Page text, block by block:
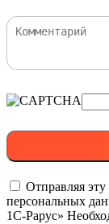
Отправляя
персональных
1С-Рарус»